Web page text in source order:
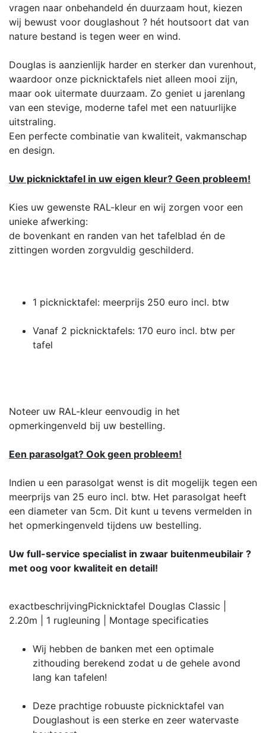
vragen naar onbehandeld én duurzaam hout, kiezen
wij bewust voor douglashout ? hét houtsoort dat van
nature bestand is tegen weer en wind.
Douglas is aanzienlijk harder en sterker dan vurenhout,
waardoor onze picknicktafels niet alleen mooi zijn,
maar ook uitermate duurzaam. Zo geniet u jarenlang
van een stevige, moderne tafel met een natuurlijke
uitstraling.
Een perfecte combinatie van kwaliteit, vakmanschap
en design.
Uw picknicktafel in uw eigen kleur? Geen probleem!
Kies uw gewenste RAL-kleur en wij zorgen voor een
unieke afwerking:
de bovenkant en randen van het tafelblad én de
zittingen worden zorgvuldig geschilderd.
1 picknicktafel: meerprijs 250 euro incl. btw
Vanaf 2 picknicktafels: 170 euro incl. btw per
tafel
Noteer uw RAL-kleur eenvoudig in het
opmerkingenveld bij uw bestelling.
Een parasolgat? Ook geen probleem!
Indien u een parasolgat wenst is dit mogelijk tegen een
meerprijs van 25 euro incl. btw. Het parasolgat heeft
een diameter van 5cm. Dit kunt u tevens vermelden in
het opmerkingenveld tijdens uw bestelling.
Uw full-service specialist in zwaar buitenmeubilair ?
met oog voor kwaliteit en detail!
exactbeschrijvingPicknicktafel Douglas Classic |
2.20m | 1 rugleuning | Montage specificaties
Wij hebben de banken met een optimale
zithouding berekend zodat u de gehele avond
lang kan tafelen!
Deze prachtige robuuste picknicktafel van
Douglashout is een sterke en zeer watervaste